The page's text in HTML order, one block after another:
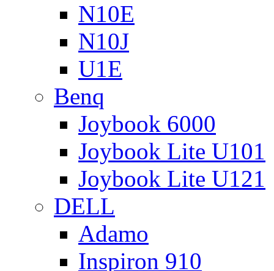
N10E
N10J
U1E
Benq
Joybook 6000
Joybook Lite U101
Joybook Lite U121
DELL
Adamo
Inspiron 910